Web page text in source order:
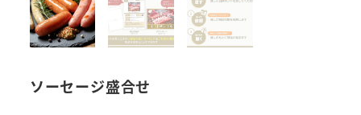
ソーセージ盛合せ